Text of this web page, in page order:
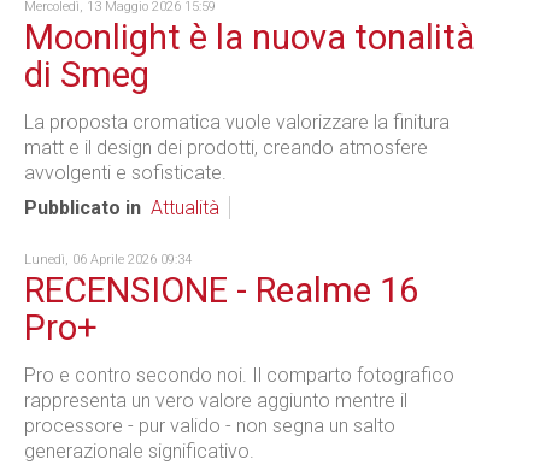
Mercoledì, 13 Maggio 2026 15:59
Moonlight è la nuova tonalità
di Smeg
La proposta cromatica vuole valorizzare la finitura
matt e il design dei prodotti, creando atmosfere
avvolgenti e sofisticate.
Pubblicato in Attualità
Lunedì, 06 Aprile 2026 09:34
RECENSIONE - Realme 16
Pro+
Pro e contro secondo noi. Il comparto fotografico
rappresenta un vero valore aggiunto mentre il
processore - pur valido - non segna un salto
generazionale significativo.